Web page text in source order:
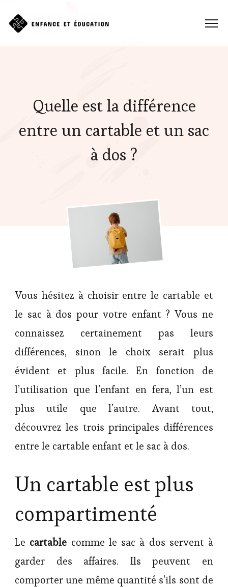
Quelle est la différence
entre un cartable et un sac
à dos ?
Vous hésitez à choisir entre le cartable et
le sac à dos pour votre enfant ? Vous ne
connaissez certainement pas leurs
différences, sinon le choix serait plus
évident et plus facile. En fonction de
l’utilisation que l’enfant en fera, l’un est
plus utile que l’autre. Avant tout,
découvrez les trois principales différences
entre le cartable enfant et le sac à dos.
Un cartable est plus
compartimenté
Le cartable comme le sac à dos servent à
garder des affaires. Ils peuvent en
comporter une même quantité s’ils sont de